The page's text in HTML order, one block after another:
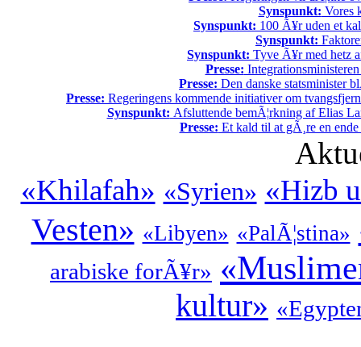
Synspunkt: Vores
Synspunkt: 100 Ã¥r uden et
Synspunkt:
Synspunkt: Tyve Ã¥r med hetz
Presse:
Presse: Den danske statsminister
Presse: Regeringens kommende initiativer om
Synspunkt: Afsluttende bemÃ¦rkning af Elias
Presse: Et kald til at gÃ¸re en
«Khilafah» «Syrien» «Hizb
Vesten» «Libyen» «PalÃ¦stina»
arabiske forÃ¥r»
kultur»